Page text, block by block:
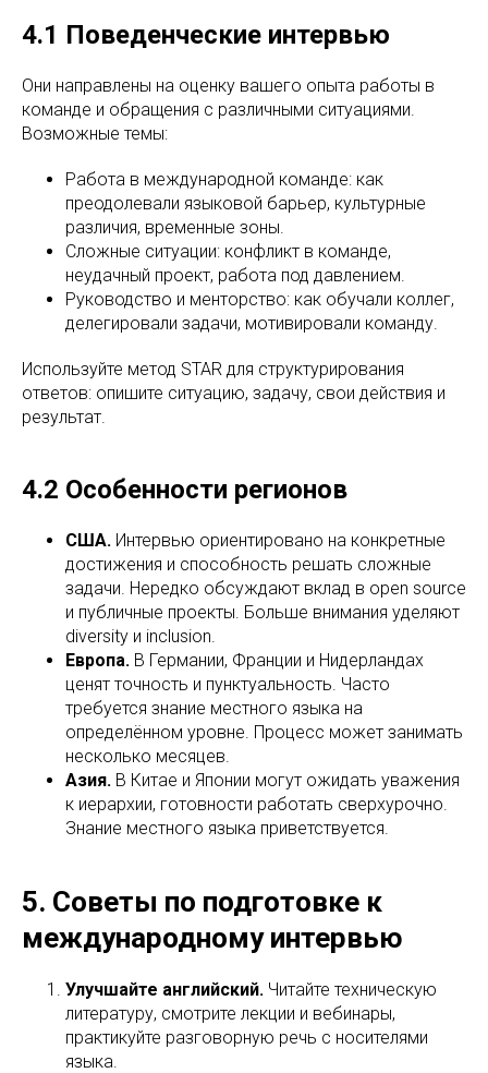
4.1 Поведенческие интервью
Они направлены на оценку вашего опыта работы в
команде и обращения с различными ситуациями.
Возможные темы:
Работа в международной команде: как
преодолевали языковой барьер, культурные
различия, временные зоны.
Сложные ситуации: конфликт в команде,
неудачный проект, работа под давлением.
Руководство и менторство: как обучали коллег,
делегировали задачи, мотивировали команду.
Используйте метод STAR для структурирования
ответов: опишите ситуацию, задачу, свои действия и
результат.
4.2 Особенности регионов
США. Интервью ориентировано на конкретные
достижения и способность решать сложные
задачи. Нередко обсуждают вклад в open source
и публичные проекты. Больше внимания уделяют
diversity и inclusion.
Европа. В Германии, Франции и Нидерландах
ценят точность и пунктуальность. Часто
требуется знание местного языка на
определённом уровне. Процесс может занимать
несколько месяцев.
Азия. В Китае и Японии могут ожидать уважения
к иерархии, готовности работать сверхурочно.
Знание местного языка приветствуется.
5. Советы по подготовке к
международному интервью
Улучшайте английский. Читайте техническую
литературу, смотрите лекции и вебинары,
практикуйте разговорную речь с носителями
языка.